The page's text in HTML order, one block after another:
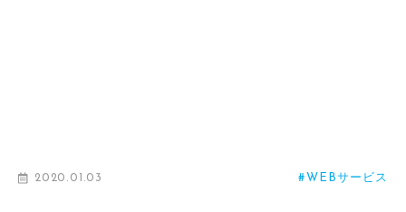
2020.01.03 #WEBサービス